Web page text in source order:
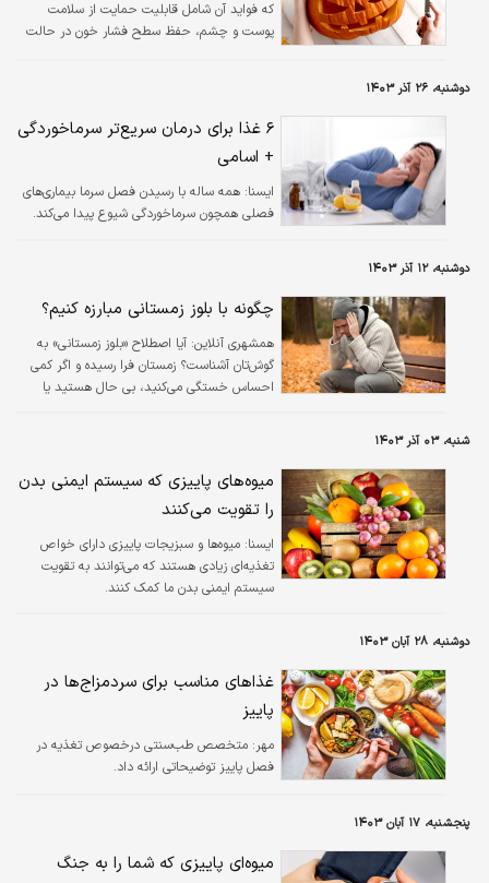
که فواید آن شامل قابلیت حمایت از سلامت
پوست و چشم، حفظ سطح فشار خون در حالت
دوشنبه، ۲۶ آذر ۱۴۰۳
۶ غذا برای درمان سریع‌تر سرماخوردگی
+ اسامی
ايسنا: همه ساله با رسیدن فصل سرما بیماری‌های
فصلی همچون سرماخوردگی شیوع پیدا می‌کند.
دوشنبه، ۱۲ آذر ۱۴۰۳
چگونه با بلوز زمستانی مبارزه کنیم؟
همشهری آنلاین: آیا اصطلاح «بلوز زمستانی» به
گوش‌تان آشناست؟ زمستان فرا رسیده و اگر کمی
احساس خستگی می‌کنید، بی حال هستید یا
شنبه، ۰۳ آذر ۱۴۰۳
میوه‌های پاییزی که سیستم ایمنی بدن
را تقویت می‌کنند
ايسنا: میوه‌ها و سبزیجات پاییزی دارای خواص
تغذیه‌ای زیادی هستند که می‌توانند به تقویت
سیستم ایمنی بدن ما کمک کنند.
دوشنبه، ۲۸ آبان ۱۴۰۳
غذاهای مناسب برای سردمزاج‌ها در
پاییز
مهر: متخصص طب‌سنتی درخصوص تغذیه در
فصل پاییز توضیحاتی ارائه داد.
پنجشنبه، ۱۷ آبان ۱۴۰۳
میوه‌ای پاییزی که شما را به جنگ